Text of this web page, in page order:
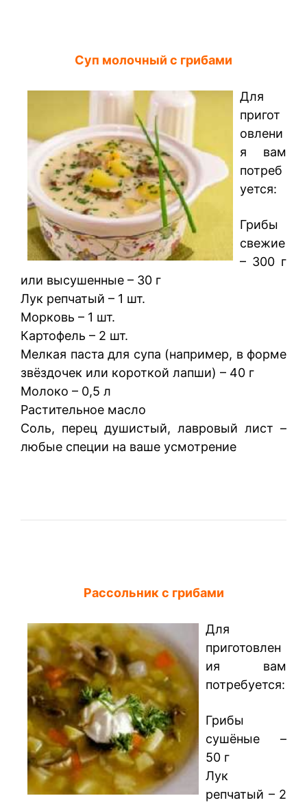
Суп молочный с грибами
Для
пригот
овлени
я вам
потреб
уется:
Грибы
свежие
– 300 г
или высушенные – 30 г
Лук репчатый – 1 шт.
Морковь – 1 шт.
Картофель – 2 шт.
Мелкая паста для супа (например, в форме
звёздочек или короткой лапши) – 40 г
Молоко – 0,5 л
Растительное масло
Соль, перец душистый, лавровый лист –
любые специи на ваше усмотрение
Рассольник с грибами
Для
приготовлен
ия вам
потребуется:
Грибы
сушёные –
50 г
Лук
репчатый – 2